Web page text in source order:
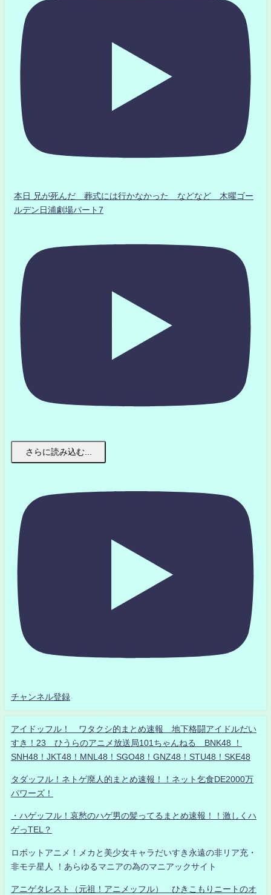
本日 兄が死んだ 葬式には行かなかった などなど 木曜ゴー
ルデン日浦劇場パート7
さらに読み込む...
チャンネル登録
アイドッフル！ ワタクシ的まとめ速報 地下格闘アイドルだい
すき！23 ひうらのアニメ放送局101ちゃんねる BNK48 ！
SNH48！JKT48！MNL48！SGO48！GNZ48！STU48！SKE48
タダッフル！ネトゲ廃人的まとめ速報！！ネット乞食DE2000万
パワーズ！
・ハゲッフル！哀愁のハゲ男の髪ってるまとめ速報！！激しくハ
ゲっTEL？
ロボットアニメ！メカと美少女キャラだいすき永遠の非リア充・
非モテ星人 ！あらゆるマニアの為のマニアックサイト
アニゲタレスト（元祖！アニメッフル） ひきこもりニートのオ